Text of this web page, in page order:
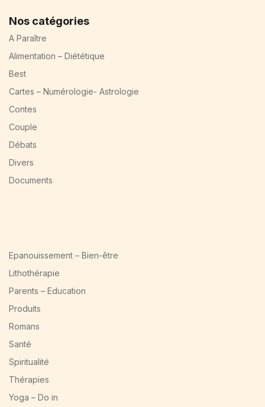
Nos catégories
A Paraître
Alimentation – Diététique
Best
Cartes – Numérologie- Astrologie
Contes
Couple
Débats
Divers
Documents
Epanouissement – Bien-être
Lithothérapie
Parents – Education
Produits
Romans
Santé
Spiritualité
Thérapies
Yoga – Do in